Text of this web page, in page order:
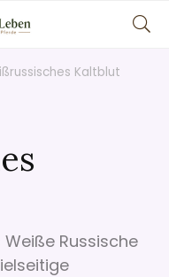
Kaltblut
Russische